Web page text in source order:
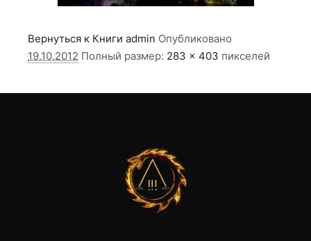
Вернуться к Книги admin Опубликовано
19.10.2012 Полный размер: 283 × 403 пикселей